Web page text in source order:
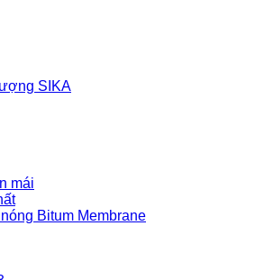
SIKA
mái
Bitum Membrane